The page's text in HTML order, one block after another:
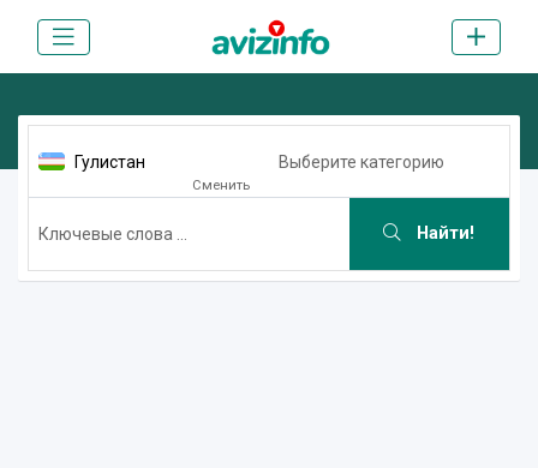
Гулистан
Сменить
Выберите категорию
Найти!